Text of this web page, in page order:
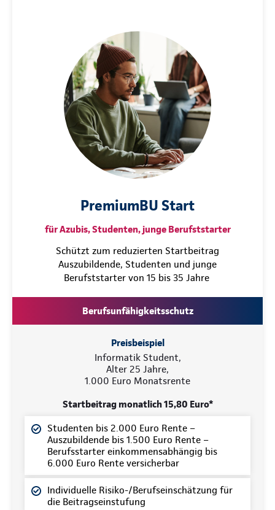
PremiumBU Start
für Azubis, Studenten, junge Berufststarter
Schützt zum reduzierten Startbeitrag
Auszubildende, Studenten und junge
Berufststarter von 15 bis 35 Jahre
Berufsunfähigkeitsschutz
Preisbeispiel
Informatik Student,
Alter 25 Jahre,
1.000 Euro Monatsrente
Startbeitrag monatlich 15,80 Euro*
Studenten bis 2.000 Euro Rente –
Auszubildende bis 1.500 Euro Rente –
Berufsstarter einkommensabhängig bis
6.000 Euro Rente versicherbar
Individuelle Risiko-/Berufseinschätzung für
die Beitragseinstufung